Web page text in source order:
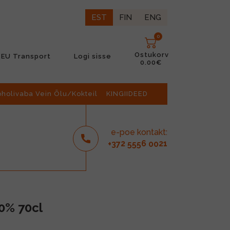
EST FIN ENG
EU Transport Logi sisse
0
Ostukorv
0.00€
Vein Õlu/Kokteil KINGIIDEED
e-poe kontakt:
+372 5556 0021
70cl